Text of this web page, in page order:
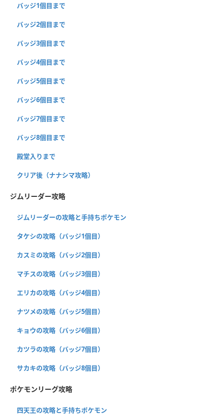
バッジ1個目まで
バッジ2個目まで
バッジ3個目まで
バッジ4個目まで
バッジ5個目まで
バッジ6個目まで
バッジ7個目まで
バッジ8個目まで
殿堂入りまで
クリア後（ナナシマ攻略）
ジムリーダー攻略
ジムリーダーの攻略と手持ちポケモン
タケシの攻略（バッジ1個目）
カスミの攻略（バッジ2個目）
マチスの攻略（バッジ3個目）
エリカの攻略（バッジ4個目）
ナツメの攻略（バッジ5個目）
キョウの攻略（バッジ6個目）
カツラの攻略（バッジ7個目）
サカキの攻略（バッジ8個目）
ポケモンリーグ攻略
四天王の攻略と手持ちポケモン